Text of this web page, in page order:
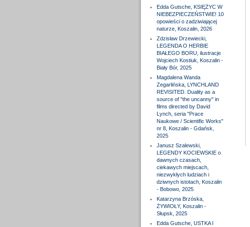
Edda Gutsche, KSIĘŻYC W
NIEBEZPIECZEŃSTWIE! 10
opowieści o zadziwiającej
naturze, Koszalin, 2026
Zdzisław Drzewiecki,
LEGENDA O HERBIE
BIAŁEGO BORU, ilustracje
Wojciech Kostiuk, Koszalin -
Biały Bór, 2025
Magdalena Wanda
Zegarlińska, LYNCHLAND
REVISITED. Duality as a
source of "the uncanny" in
films directed by David
Lynch, seria "Prace
Naukowe / Scientific Works"
nr 8, Koszalin - Gdańsk,
2025
Janusz Szalewski,
LEGENDY KOCIEWSKIE o
dawnych czasach,
ciekawych miejscach,
niezwykłych ludziach i
dziwnych istotach, Koszalin
- Bobowo, 2025
Katarzyna Brzóska,
ŻYWIOŁY, Koszalin -
Słupsk, 2025
Edda Gutsche, USTKA I